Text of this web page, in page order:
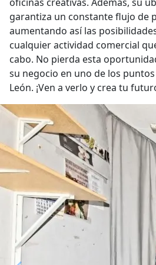
garantiza un constante flujo de
aumentando así las
cualquier actividad comercial
cabo. No pierda esta
su negocio en uno de los
León. ¡Ven a verlo y crea tu